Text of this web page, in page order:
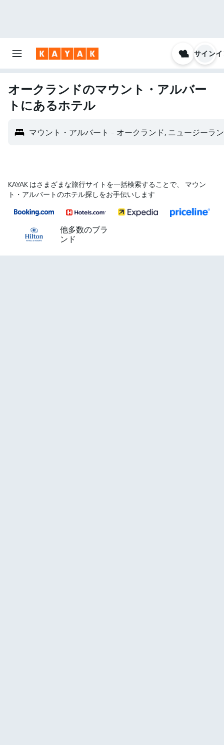
サイン
オークランドのマウント・アルバー
トにあるホテル
マウント・アルバート - オークランド, ニュージーラ
KAYAK はさまざまな旅行サイトを一括検索することで、 マウン
ト・アルバートのホテル探しをお手伝いします
他多数のブラ
ンド